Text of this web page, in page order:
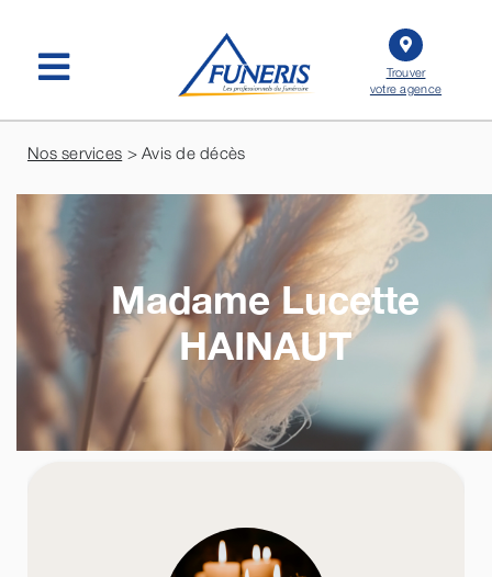
contenu
Trouver
votre agence
Nos services > Avis de décès
Madame Lucette
HAINAUT